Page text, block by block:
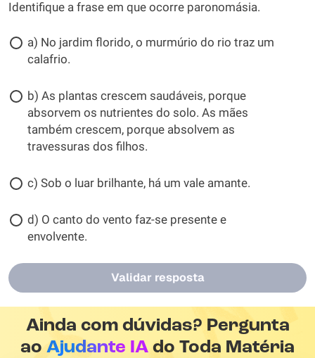
Identifique a frase em que ocorre paronomásia.
a) No jardim florido, o murmúrio do rio traz um
calafrio.
b) As plantas crescem saudáveis, porque
absorvem os nutrientes do solo. As mães
também crescem, porque absolvem as
travessuras dos filhos.
c) Sob o luar brilhante, há um vale amante.
d) O canto do vento faz-se presente e
envolvente.
Validar resposta
Ainda com dúvidas? Pergunta
aoAjudante IA do Toda Matéria